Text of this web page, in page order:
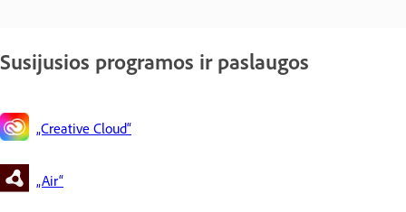
Susijusios programos ir paslaugos
„Creative Cloud“
„Air“